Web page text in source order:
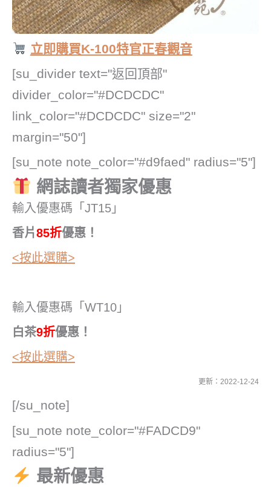
立即購買K-100特官正春觀音
[su_divider text="返回頂部"
divider_color="#DCDCDC"
link_color="#DCDCDC" size="2"
margin="50"]
[su_note note_color="#d9faed" radius="5"]
網誌讀者獨家優惠
輸入優惠碼「JT15」
香片85折優惠！
<按此選購>
輸入優惠碼「WT10」
白茶9折優惠！
<按此選購>
更新：2022-12-24
[/su_note]
[su_note note_color="#FADCD9"
radius="5"]
最新優惠